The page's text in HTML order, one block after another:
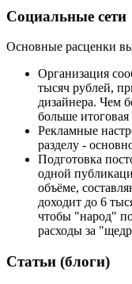
Социальные сети
Основные расценки
Организация
тысяч рублей,
дизайнера. Чем
больше
Рекламные
разделу -
Подготовка
одной
объёме,
доходит до 6
чтобы "народ"
расходы за
Статьи (блоги)